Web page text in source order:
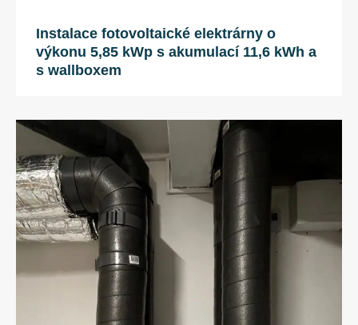
Instalace fotovoltaické elektrárny o
výkonu 5,85 kWp s akumulací 11,6 kWh a
s wallboxem